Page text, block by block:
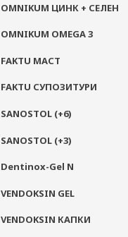
OMNIKUM ЦИНК + СЕЛЕН
OMNIKUM OMEGA 3
FAKTU МАСТ
FAKTU СУПОЗИТУРИ
SANOSTOL (+6)
SANOSTOL (+3)
Dentinox-Gel N
VENDOKSIN GEL
VENDOKSIN КАПКИ